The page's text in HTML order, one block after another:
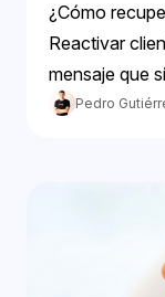
¿Cómo
Reactivar
mensaje que
ayudamos
Pedro